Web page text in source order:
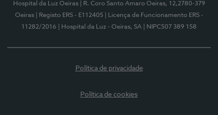
Hospital da Luz Oeiras
| R. Coro Santo Amaro Oeiras, 12,2780-379
Oeiras
| Registo ERS - E112405
| Licença de Funcionamento ERS -
11282/2016
| Hospital da Luz - Oeiras, SA | NIPC507 389 158
Política de privacidade
Política de cookies